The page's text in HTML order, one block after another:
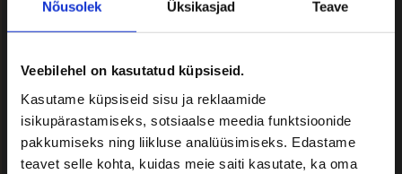
Nõusolek Üksikasjad Teave
Veebilehel on kasutatud küpsiseid.
Kasutame küpsiseid sisu ja reklaamide
isikupärastamiseks, sotsiaalse meedia funktsioonide
pakkumiseks ning liikluse analüüsimiseks. Edastame
teavet selle kohta, kuidas meie saiti kasutate, ka oma
jalutuskäiku ronitakse treppidest uuesti
üles kaljudele ja tullakse sama teed pidi
ikoonilisemaid kontraste (vesi
Kõik rajad saavad alguse täpselt samast
punktist – Haltia parklast.